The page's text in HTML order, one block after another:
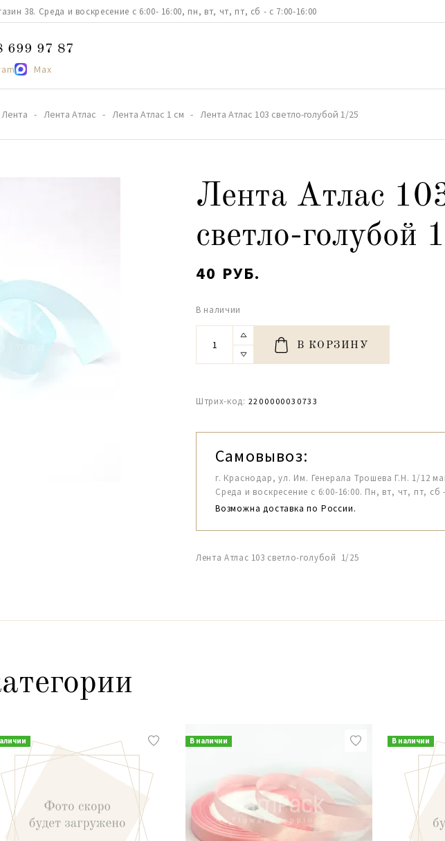
38. Среда и воскресение с 6:00- 16:00, пн, вт, чт, пт, сб - с 7:00-16:00
699 97 87
Max
Лента Лента Атлас Лента Атлас 1 см Лента Атлас 103 светло-голубой 1/25
Лента Атлас
светло-голубой
40 РУБ.
В наличии
В КОРЗИНУ
Штрих-код: 2200000030733
Самовывоз:
г. Краснодар, ул. Им. Генерала Трошева Г.Н. 1/12
Среда и воскресение с 6:00-16:00. Пн, вт, чт, пт, сб
Возможна доставка по России.
Лента Атлас 103 светло-голубой 1/25
В наличии В наличии